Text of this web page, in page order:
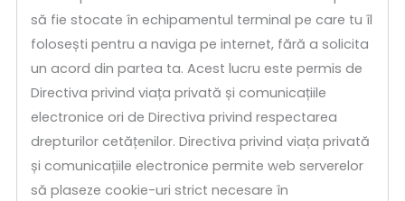
să fie stocate în echipamentul terminal pe care tu îl
folosești pentru a naviga pe internet, fără a solicita
un acord din partea ta. Acest lucru este permis de
Directiva privind viața privată și comunicațiile
electronice ori de Directiva privind respectarea
drepturilor cetățenilor. Directiva privind viața privată
și comunicațiile electronice permite web serverelor
să plaseze cookie-uri strict necesare în